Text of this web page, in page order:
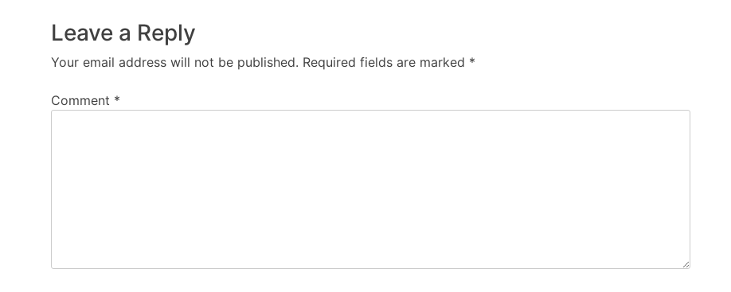
Leave a Reply
Your email address will not be published. Required fields are marked *
Comment *